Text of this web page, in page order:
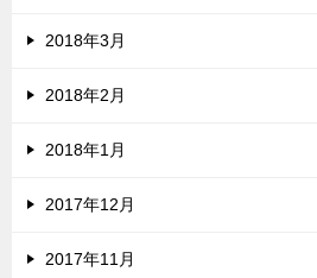
2018年3月
2018年2月
2018年1月
2017年12月
2017年11月